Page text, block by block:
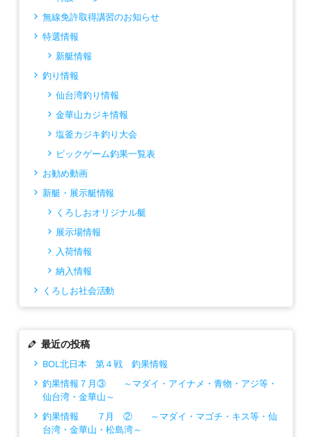
無線免許取得講習のお知らせ
特選情報
新艇情報
釣り情報
仙台湾釣り情報
金華山カジキ情報
塩釜カジキ釣り大会
ビックゲーム釣果一覧表
お勧め動画
新艇・展示艇情報
くろしおオリジナル艇
展示場情報
入荷情報
納入情報
くろしお社会活動
最近の投稿
BOL北日本 第４戦 釣果情報
釣果情報７月③ ～マダイ・アイナメ・青物・アジ等・
仙台湾・金華山～
釣果情報 ７月 ② ～マダイ・マゴチ・キス等・仙
台湾・金華山・松島湾～